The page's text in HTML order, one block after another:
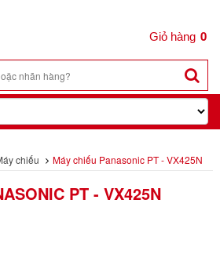
0
chiếu Máy chiếu Panasonic PT - VX425N
PT - VX425N